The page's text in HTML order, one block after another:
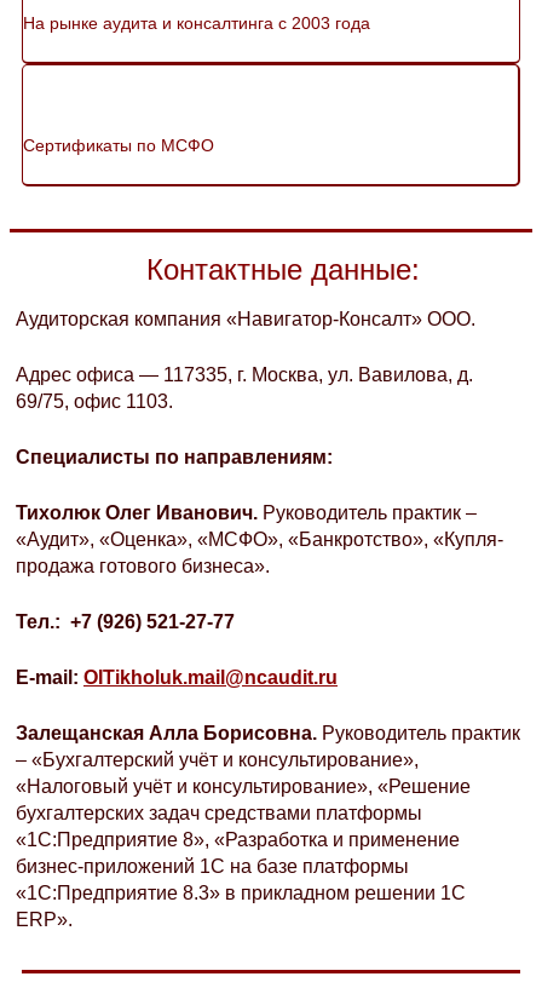
На рынке аудита и консалтинга с 2003 года
Сертификаты по МСФО
Контактные данные:
Аудиторская компания «Навигатор-Консалт» ООО.
Адрес офиса — 117335, г. Москва, ул. Вавилова, д.
69/75, офис 1103.
Специалисты по направлениям:
Тихолюк Олег Иванович. Руководитель практик –
«Аудит», «Оценка», «МСФО», «Банкротство», «Купля-
продажа готового бизнеса».
Тел.: +7 (926) 521-27-77
E-mail: OITikholuk.mail@ncaudit.ru
Залещанская Алла Борисовна. Руководитель практик
– «Бухгалтерский учёт и консультирование»,
«Налоговый учёт и консультирование», «Решение
бухгалтерских задач средствами платформы
«1С:Предприятие 8», «Разработка и применение
бизнес-приложений 1С на базе платформы
«1С:Предприятие 8.3» в прикладном решении 1C
ERP».